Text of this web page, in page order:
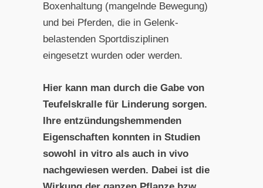
Boxenhaltung (mangelnde Bewegung)
und bei Pferden, die in Gelenk-
belastenden Sportdisziplinen
eingesetzt wurden oder werden.
Hier kann man durch die Gabe von
Teufelskralle für Linderung sorgen.
Ihre entzündungshemmenden
Eigenschaften konnten in Studien
sowohl in vitro als auch in vivo
nachgewiesen werden. Dabei ist die